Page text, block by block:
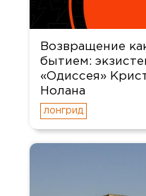
Возвращение
бытием:
«Одиссея»
Нолана